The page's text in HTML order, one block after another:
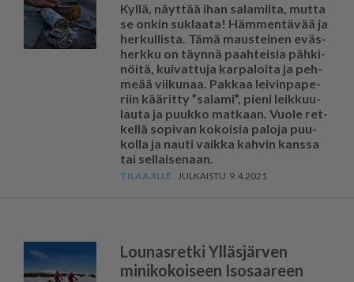
Kyl­lä, näyt­tää ihan sa­la­mil­ta, mut­ta
se on­kin suk­laa­ta! Häm­men­tä­vää ja
her­kul­lis­ta. Tämä maus­tei­nen eväs­
herk­ku on täyn­nä paah­tei­sia päh­ki­
nöi­tä, kui­vat­tu­ja kar­pa­loi­ta ja peh­
me­ää vii­ku­naa. Pak­kaa lei­vin­pa­pe­
riin kää­rit­ty ”sa­la­mi”, pie­ni leik­kuu­
lau­ta ja puuk­ko mat­kaan. Vuo­le ret­
kel­lä so­pi­van ko­koi­sia pa­lo­ja puu­
kol­la ja nau­ti vaik­ka kah­vin kans­sa
tai sel­lai­se­naan.
9.4.2021
Lounasretki Ylläsjärven
minikokoiseen Isosaareen